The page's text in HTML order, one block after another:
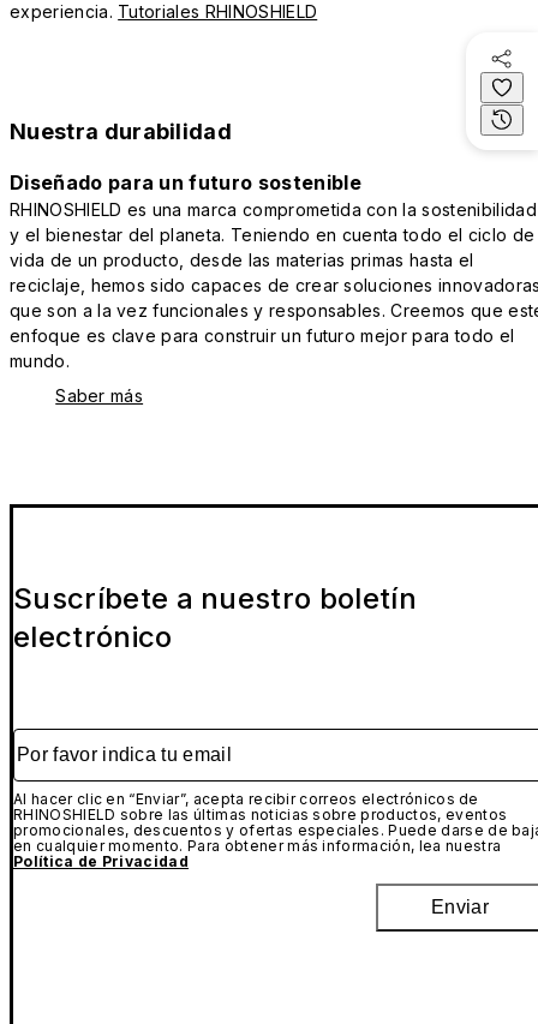
experiencia. Tutoriales RHINOSHIELD
Nuestra durabilidad
Diseñado para un futuro sostenible
RHINOSHIELD es una marca comprometida con la sostenibilidad
y el bienestar del planeta. Teniendo en cuenta todo el ciclo de
vida de un producto, desde las materias primas hasta el
reciclaje, hemos sido capaces de crear soluciones
que son a la vez funcionales y responsables. Creemos que
enfoque es clave para construir un futuro mejor para todo el
mundo.
Saber más
Suscríbete a nuestro boletín
electrónico
Por favor indica tu email
Al hacer clic en “Enviar”, acepta recibir correos electrónicos de
RHINOSHIELD sobre las últimas noticias sobre productos, eventos
promocionales, descuentos y ofertas especiales. Puede darse de
en cualquier momento. Para obtener más información, lea nuestra
Política de Privacidad
Enviar